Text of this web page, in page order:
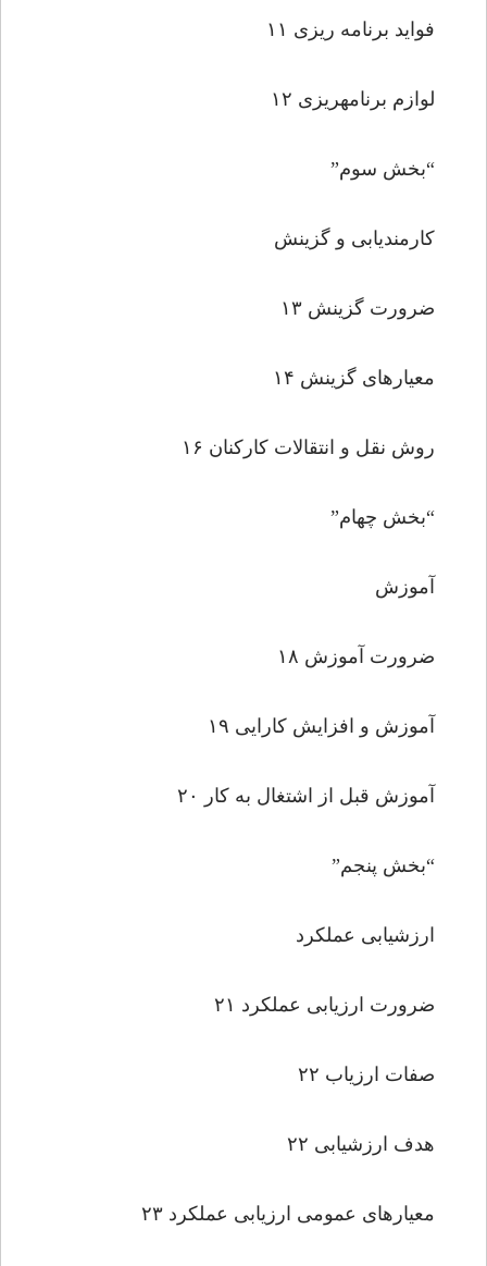
فواید برنامه ریزى ۱۱
لوازم برنامه‏ریزى ۱۲
“بخش سوم”
کارمندیابى و گزینش
ضرورت گزینش ۱۳
معیارهاى گزینش ۱۴
روش نقل و انتقالات کارکنان ۱۶
“بخش چهام”
آموزش
ضرورت آموزش ۱۸
آموزش و افزایش کارایى ۱۹
آموزش قبل از اشتغال به کار ۲۰
“بخش پنجم”
ارزشیابى عملکرد
ضرورت ارزیابى عملکرد ۲۱
صفات ارزیاب ۲۲
هدف ارزشیابى ۲۲
معیارهاى عمومى ارزیابى عملکرد ۲۳